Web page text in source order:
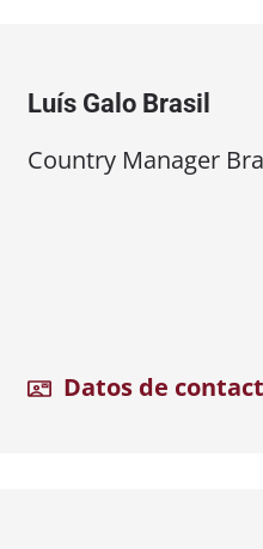
Luís Galo Brasil
Country Manager
Datos de